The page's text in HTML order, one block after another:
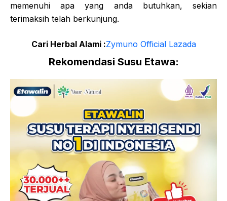
memenuhi apa yang anda butuhkan, sekian
terimaksih telah berkunjung.
Cari Herbal Alami :Zymuno Official Lazada
Rekomendasi Susu Etawa: